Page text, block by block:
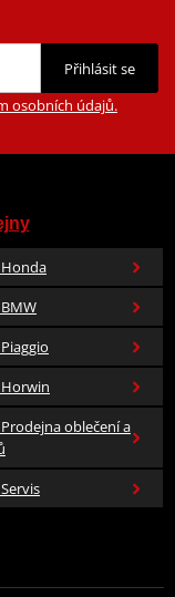
Přihlásit se
osobních údajů.
oblečení a